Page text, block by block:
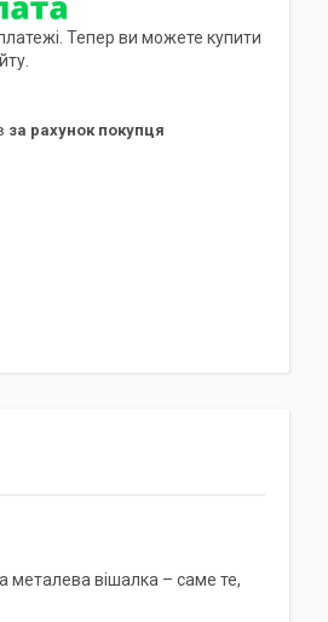
Тепер ви можете купити
за рахунок покупця
металева вішалка – саме те,